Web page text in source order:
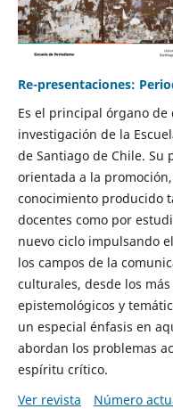
Re-presentaciones:
Es el principal órgano
investigación de la
de Santiago de Chile. Su
orientada a la
conocimiento producido
docentes como por
nuevo ciclo impulsando
los campos de la
culturales, desde los
epistemológicos y
un especial énfasis en
abordan los problemas
espíritu crítico.
Ver revista
Número